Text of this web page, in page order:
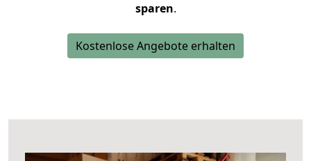
sparen.
Kostenlose Angebote erhalten